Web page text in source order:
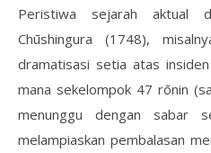
Peristiwa sejarah aktual
Chūshingura (1748),
dramatisasi setia atas
mana sekelompok 47 rōnin
menunggu dengan sabar
melampiaskan pembalasan